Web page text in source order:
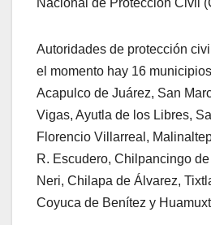
Autoridades de protección
el momento hay 16
Acapulco de Juárez, San
Vigas, Ayutla de los Libres,
Florencio Villarreal,
R. Escudero, Chilpancingo
Neri, Chilapa de Álvarez,
Coyuca de Benítez y